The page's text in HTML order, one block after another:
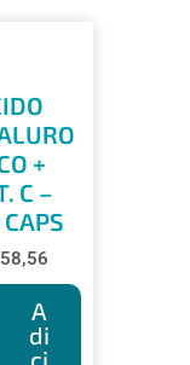
+
C –
58,56
A
di
ci